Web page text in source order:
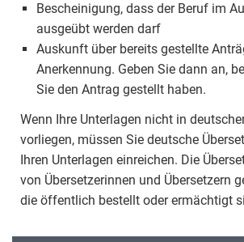
Bescheinigung, dass der Beruf im
ausgeübt werden darf
Auskunft über bereits gestellte
Anerkennung. Geben Sie dann an,
Sie den Antrag gestellt haben.
Wenn Ihre Unterlagen nicht in
vorliegen, müssen Sie deutsche
Ihren Unterlagen einreichen. Die
von Übersetzerinnen und Übersetzern
die öffentlich bestellt oder ermächtigt